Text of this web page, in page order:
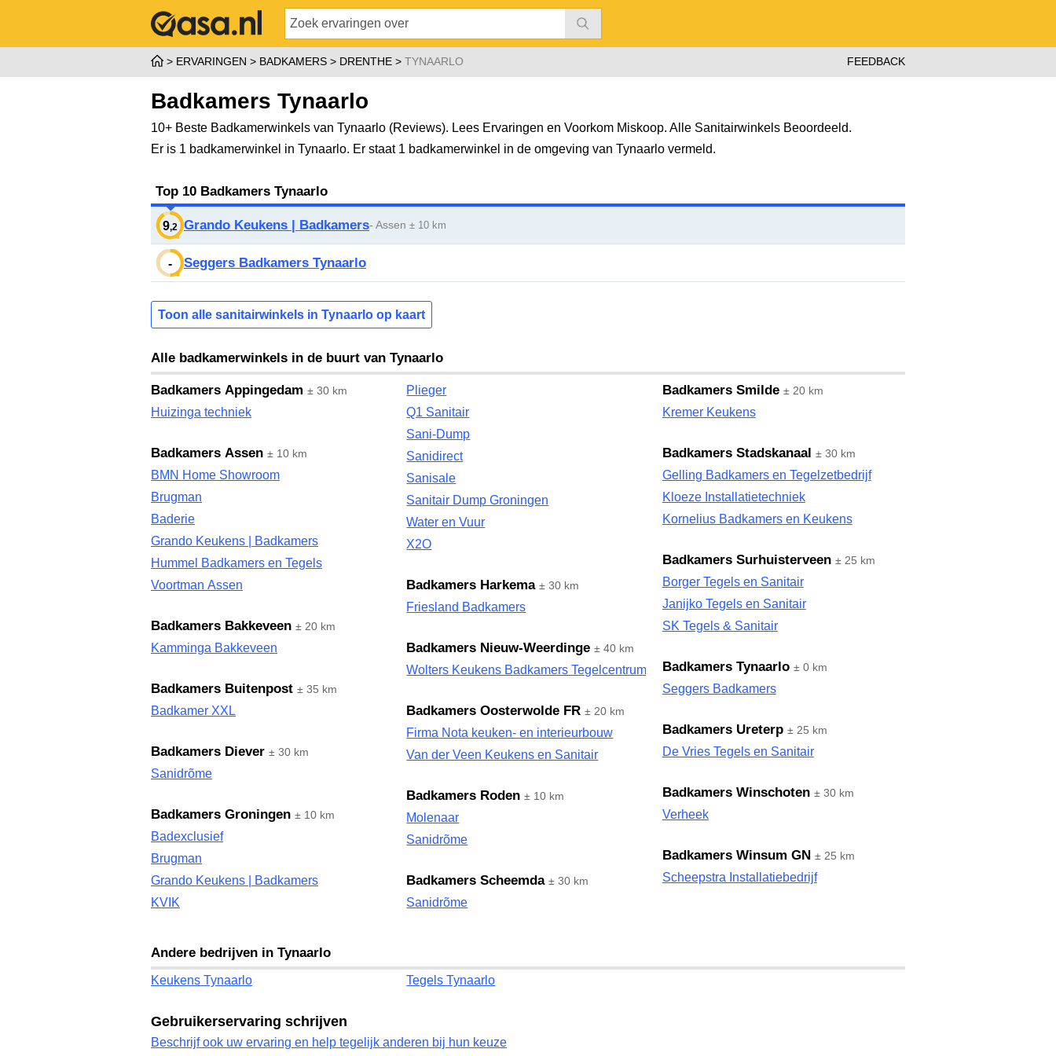
ERVARINGEN BADKAMERS DRENTHE TYNAARLO FEEDBACK
Badkamers Tynaarlo
10+ Beste Badkamerwinkels van Tynaarlo (Reviews). Lees Ervaringen en Voorkom Miskoop. Alle Sanitairwinkels Beoordeeld.
Er is 1 badkamerwinkel in Tynaarlo. Er staat 1 badkamerwinkel in de omgeving van Tynaarlo vermeld.
Top 10 Badkamers Tynaarlo
9,2 Grando Keukens | Badkamers- Assen ± 10 km
- Seggers Badkamers Tynaarlo
Toon alle sanitairwinkels in Tynaarlo op kaart
Alle badkamerwinkels in de buurt van Tynaarlo
Badkamers Appingedam ± 30 km
Huizinga techniek
Badkamers Assen ± 10 km
BMN Home Showroom
Brugman
Baderie
Grando Keukens | Badkamers
Hummel Badkamers en Tegels
Voortman Assen
Badkamers Bakkeveen ± 20 km
Kamminga Bakkeveen
Badkamers Buitenpost ± 35 km
Badkamer XXL
Badkamers Diever ± 30 km
Sanidrõme
Badkamers Groningen ± 10 km
Badexclusief
Brugman
Grando Keukens | Badkamers
KVIK
Plieger
Q1 Sanitair
Sani-Dump
Sanidirect
Sanisale
Sanitair Dump Groningen
Water en Vuur
X2O
Badkamers Harkema ± 30 km
Friesland Badkamers
Badkamers Nieuw-Weerdinge ± 40 km
Wolters Keukens Badkamers Tegelcentrum
Badkamers Oosterwolde FR ± 20 km
Firma Nota keuken- en interieurbouw
Van der Veen Keukens en Sanitair
Badkamers Roden ± 10 km
Molenaar
Sanidrõme
Badkamers Scheemda ± 30 km
Sanidrõme
Badkamers Smilde ± 20 km
Kremer Keukens
Badkamers Stadskanaal ± 30 km
Gelling Badkamers en Tegelzetbedrijf
Kloeze Installatietechniek
Kornelius Badkamers en Keukens
Badkamers Surhuisterveen ± 25 km
Borger Tegels en Sanitair
Janijko Tegels en Sanitair
SK Tegels & Sanitair
Badkamers Tynaarlo ± 0 km
Seggers Badkamers
Badkamers Ureterp ± 25 km
De Vries Tegels en Sanitair
Badkamers Winschoten ± 30 km
Verheek
Badkamers Winsum GN ± 25 km
Scheepstra Installatiebedrijf
Andere bedrijven in Tynaarlo
Keukens Tynaarlo Tegels Tynaarlo
Gebruikerservaring schrijven
Beschrijf ook uw ervaring en help tegelijk anderen bij hun keuze